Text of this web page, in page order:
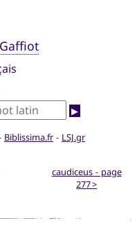
▶
Biblissima.fr - LSJ.gr
caudiceus - page
277 >